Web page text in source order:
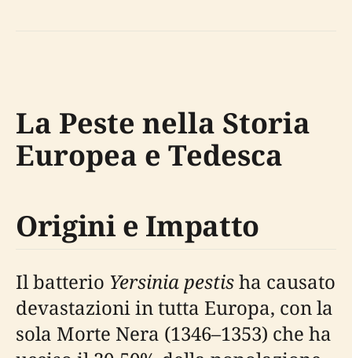
La Peste nella Storia
Europea e Tedesca
Origini e Impatto
Il batterio Yersinia pestisha causato
devastazioni in tutta Europa, con la
sola Morte Nera (1346–1353) che ha